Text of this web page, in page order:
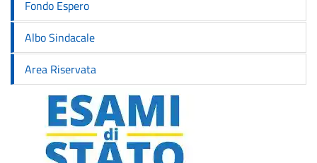
Fondo Espero
Albo Sindacale
Area Riservata